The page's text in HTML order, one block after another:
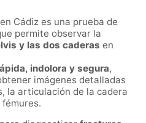
en Cádiz es una prueba de
permite observar la
y las dos caderas en
indolora y segura,
imágenes detalladas
la articulación de la cadera